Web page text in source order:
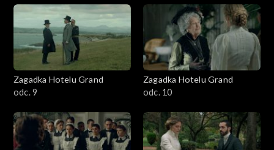
Zagadka Hotelu Grand
odc. 9
Zagadka Hotelu Grand
odc. 10